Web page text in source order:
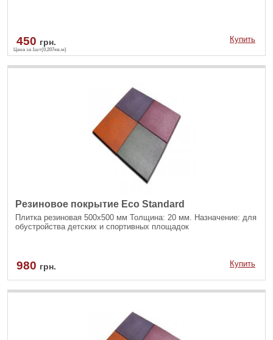
450 грн. Купить
Цена за 1шт(0,207кв.м)
Резиновое покрытие Eco Standard
Плитка резиновая 500х500 мм Толщина: 20 мм. Назначение: для
обустройства детских и спортивных площадок
980 грн. Купить